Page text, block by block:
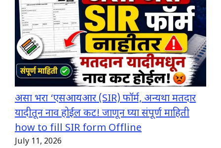
असा भरा ‘एसआयआर (SIR) फॉर्म, अन्यथा मतदार
यादीतून नाव होईल कट! जाणून घ्या संपूर्ण माहिती
how to fill SIR form Offline
July 11, 2026